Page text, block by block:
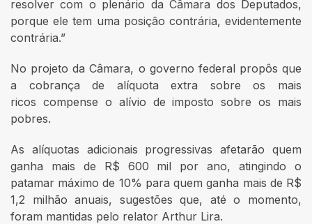
resolver com o plenário da Câmara dos Deputados,
porque ele tem uma posição contrária, evidentemente
contrária.”
No projeto da Câmara, o governo federal propôs que
a cobrança de alíquota extra sobre os mais
ricos compense o alívio de imposto sobre os mais
pobres.
As alíquotas adicionais progressivas afetarão quem
ganha mais de R$ 600 mil por ano, atingindo o
patamar máximo de 10% para quem ganha mais de R$
1,2 milhão anuais, sugestões que, até o momento,
foram mantidas pelo relator Arthur Lira.